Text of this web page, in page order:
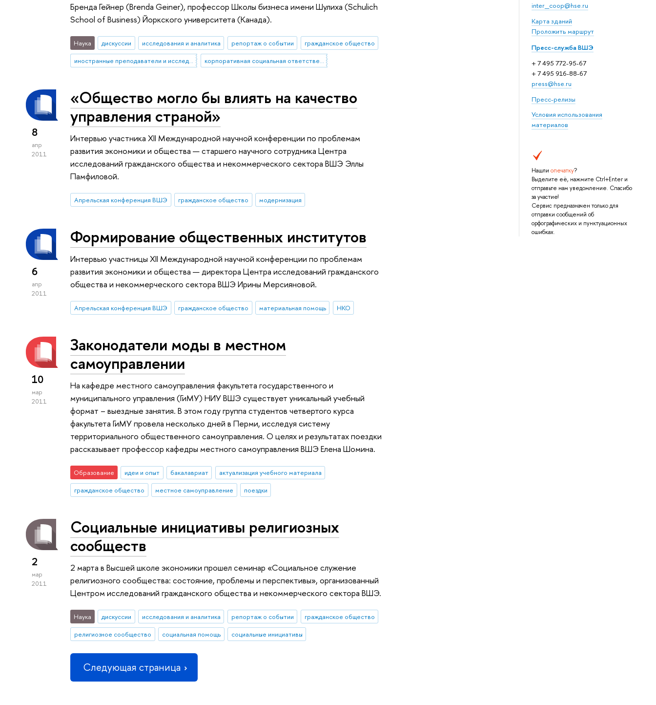
inter_coop@hse.ru
Карта зданий
Проложить маршрут
Пресс-служба ВШЭ
+ 7 495 772-95-67
+ 7 495 916-88-67
press@hse.ru
Пресс-релизы
Условия использования
материалов
Нашли опечатку?
Выделите её, нажмите Ctrl+Enter и
отправьте нам уведомление. Спасибо
за участие!
Сервис предназначен только для
отправки сообщений об
орфографических и пунктуационных
ошибках.
Бренда Гейнер (Brenda Geiner), профессор Школы бизнеса имени Шулиха (Schulich
School of Business) Йоркского университета (Канада).
Наука дискуссии исследования и аналитика репортаж о событии
гражданское общество
иностранные преподаватели и исследователи
корпоративная социальная ответственность
8
апр
2011
«Общество могло бы влиять на качество
управления страной»
Интервью участника XII Международной научной конференции по проблемам
развития экономики и общества — старшего научного сотрудника Центра
исследований гражданского общества и некоммерческого сектора ВШЭ Эллы
Памфиловой.
Апрельская конференция ВШЭ гражданское общество модернизация
6
апр
2011
Формирование общественных институтов
Интервью участницы XII Международной научной конференции по проблемам
развития экономики и общества — директора Центра исследований гражданского
общества и некоммерческого сектора ВШЭ Ирины Мерсияновой.
Апрельская конференция ВШЭ гражданское общество материальная помощь НКО
10
мар
2011
Законодатели моды в местном
самоуправлении
На кафедре местного самоуправления факультета государственного и
муниципального управления (ГиМУ) НИУ ВШЭ существует уникальный учебный
формат – выездные занятия. В этом году группа студентов четвертого курса
факультета ГиМУ провела несколько дней в Перми, исследуя систему
территориального общественного самоуправления. О целях и результатах поездки
рассказывает профессор кафедры местного самоуправления ВШЭ Елена Шомина.
Образование идеи и опыт бакалавриат
актуализация учебного материала
гражданское общество
местное самоуправление поездки
2
мар
2011
Социальные инициативы религиозных
сообществ
2 марта в Высшей школе экономики прошел семинар «Социальное служение
религиозного сообщества: состояние, проблемы и перспективы», организованный
Центром исследований гражданского общества и некоммерческого сектора ВШЭ.
Наука дискуссии исследования и аналитика репортаж о событии
гражданское общество
религиозное сообщество
социальная помощь социальные инициативы
Следующая страница